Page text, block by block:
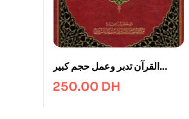
القرآن تدبر وعمل حجم كبير
28*20
250.00 DH